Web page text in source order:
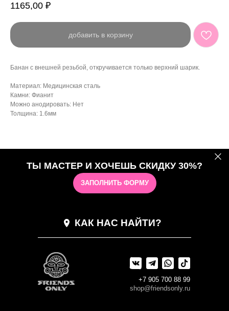
1165,00 ₽
добавить в корзину
Банан с внешней резьбой, откручивается только верхний шарик.
Материал: Медицинская сталь
Камни: Фианит
Можно анодировать: Нет
Толщина: 1.6мм
ТЫ МАСТЕР И ХОЧЕШЬ СКИДКУ 30%?
ЗАПОЛНИТЬ ФОРМУ
КАК НАС НАЙТИ?
shop@friendsonly.ru
+7 905 700 88 99